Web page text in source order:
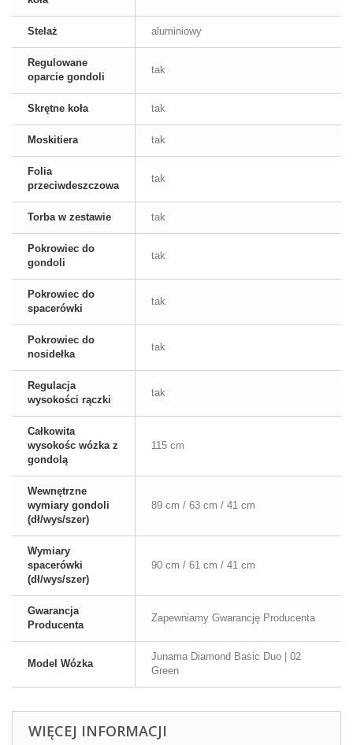
Stelaż aluminiowy
Regulowane
oparcie gondoli
tak
Skrętne koła tak
Moskitiera tak
Folia
przeciwdeszczowa
tak
Torba w zestawie tak
Pokrowiec do
gondoli
tak
Pokrowiec do
spacerówki
tak
Pokrowiec do
nosidełka
tak
Regulacja
wysokości rączki
tak
Całkowita
wysokośc wózka z
gondolą
115 cm
Wewnętrzne
wymiary gondoli
(dł/wys/szer)
89 cm / 63 cm / 41 cm
Wymiary
spacerówki
(dł/wys/szer)
90 cm / 61 cm / 41 cm
Gwarancja
Producenta
Zapewniamy Gwarancję Producenta
Model Wózka
Junama Diamond Basic Duo | 02
Green
WIĘCEJ INFORMACJI